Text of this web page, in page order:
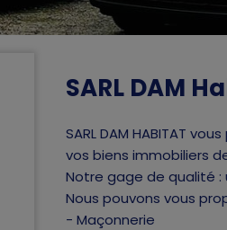
SARL DAM
SARL DAM HABITAT
vos biens immobiliers
Notre gage de qualité
Nous pouvons vous
- Maçonnerie